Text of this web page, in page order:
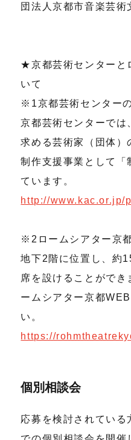
団法人京都市音楽芸
★京都芸術センターと
いて
※1京都芸術センター
京都芸術センターでは
求める芸術家（団体）
制作支援事業として「
ています。
http://www.kac.or.jp/
※2ロームシアター京
地下2階に位置し、約
席を設けることができ
ームシアター京都
い。
https://
個別相談会
応募を検討されている